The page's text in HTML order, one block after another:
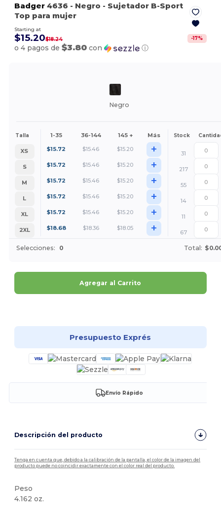
Badger 4636 - Negro - Sujetador B-Sport
Top para mujer
Starting at
$15.20$18.24 -17%
o 4 pagos de$3.80 con ⓘ
Negro
Talla 1-35 36-144 145 + Más Stock
XS $15.72 $15.46 $15.20 +
31
S
$15.72 $15.46 $15.20 +
217
M
$15.72 $15.46 $15.20 +
55
L
$15.72 $15.46 $15.20 +
14
XL
$15.72 $15.46 $15.20 +
11
2XL
$18.68 $18.36 $18.05 + 67
Selecciones: 0 Total:
Agregar al Carrito
Presupuesto Exprés
Envío Rápido
Descripción del producto
Tenga en cuenta que, debido a la calibración de la pantalla, el color de la imagen del
producto puede no coincidir exactamente con el color real del producto.
Peso
4.162 oz.